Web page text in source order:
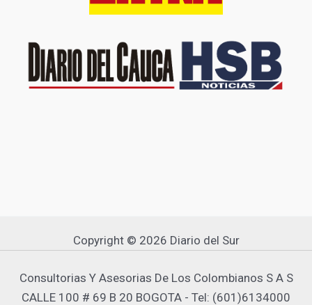
Copyright © 2026 Diario del Sur
Consultorias Y Asesorias De Los Colombianos S A S
CALLE 100 # 69 B 20 BOGOTA - Tel: (601)6134000